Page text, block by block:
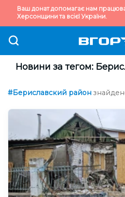
Ваш донат допомагає нам
Херсонщини та всієї України.
Новини за тегом:
#Бериславский район